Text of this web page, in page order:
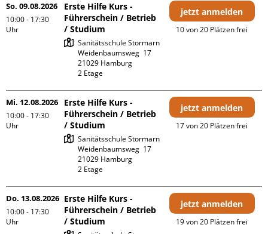
So. 09.08.2026
10:00 - 17:30
Uhr
Erste Hilfe Kurs -
Führerschein / Betrieb
/ Studium
Sanitätsschule Stormarn
Weidenbaumsweg  17
21029 Hamburg
2 Etage
jetzt anmelden
10 von 20 Plätzen frei
Mi. 12.08.2026
10:00 - 17:30
Uhr
Erste Hilfe Kurs -
Führerschein / Betrieb
/ Studium
Sanitätsschule Stormarn
Weidenbaumsweg  17
21029 Hamburg
2 Etage
jetzt anmelden
17 von 20 Plätzen frei
Do. 13.08.2026
10:00 - 17:30
Uhr
Erste Hilfe Kurs -
Führerschein / Betrieb
/ Studium
jetzt anmelden
19 von 20 Plätzen frei